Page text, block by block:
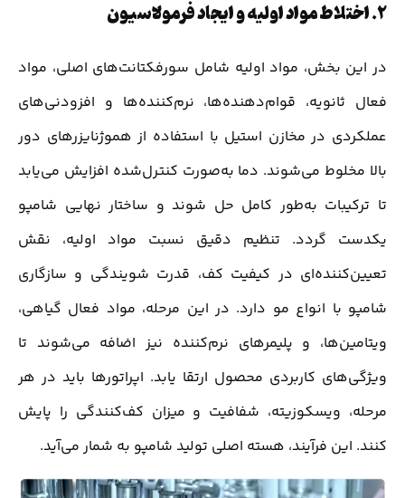
2. اختلاط مواد اولیه و ایجاد فرمولاسیون
در این بخش، مواد اولیه شامل سورفکتانت‌های اصلی، مواد
فعال ثانویه، قوام‌دهنده‌ها، نرم‌کننده‌ها و افزودنی‌های
عملکردی در مخازن استیل با استفاده از هموژنایزرهای دور
بالا مخلوط می‌شوند. دما به‌صورت کنترل‌شده افزایش می‌یابد
تا ترکیبات به‌طور کامل حل شوند و ساختار نهایی شامپو
یکدست گردد. تنظیم دقیق نسبت مواد اولیه، نقش
تعیین‌کننده‌ای در کیفیت کف، قدرت شویندگی و سازگاری
شامپو با انواع مو دارد. در این مرحله، مواد فعال گیاهی،
ویتامین‌ها، و پلیمرهای نرم‌کننده نیز اضافه می‌شوند تا
ویژگی‌های کاربردی محصول ارتقا یابد. اپراتورها باید در هر
مرحله، ویسکوزیته، شفافیت و میزان کف‌کنندگی را پایش
کنند. این فرآیند، هسته اصلی تولید شامپو به شمار می‌آید.